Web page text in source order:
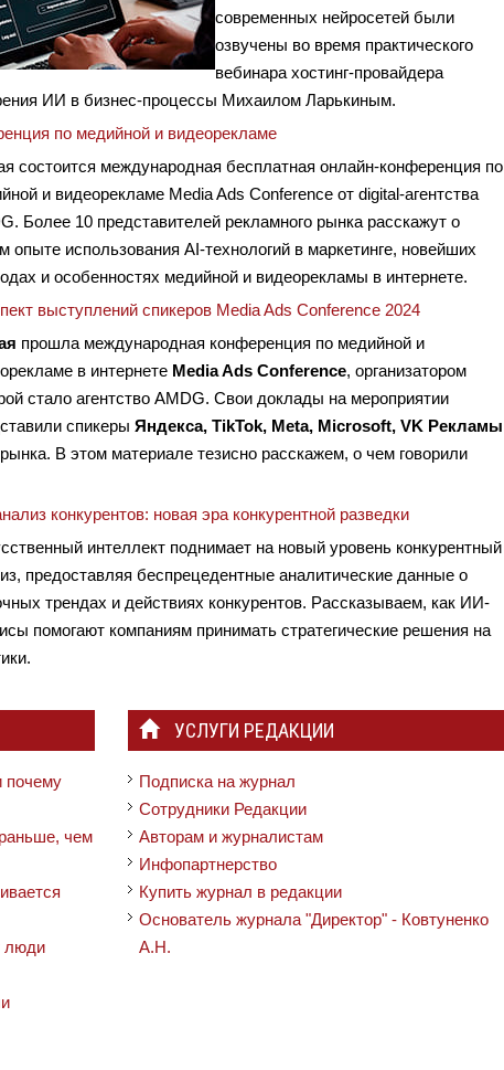
современных нейросетей были
озвучены во время практического
вебинара хостинг-провайдера
ИИ в бизнес-процессы Михаилом Ларькиным.
по медийной и видеорекламе
состоится международная бесплатная онлайн-конференция по
и видеорекламе Media Ads Conference от digital-агентства
Более 10 представителей рекламного рынка расскажут о
опыте использования AI-технологий в маркетинге, новейших
и особенностях медийной и видеорекламы в интернете.
выступлений спикеров Media Ads Conference 2024
прошла международная конференция по медийной и
в интернете Media Ads Conference, организатором
стало агентство AMDG. Свои доклады на мероприятии
спикеры Яндекса, TikTok, Meta, Microsoft, VK Рекламы
В этом материале тезисно расскажем, о чем говорили
конкурентов: новая эра конкурентной разведки
интеллект поднимает на новый уровень конкурентный
предоставляя беспрецедентные аналитические данные о
трендах и действиях конкурентов. Рассказываем, как ИИ-
помогают компаниям принимать стратегические решения на
почему
чем
люди
УСЛУГИ РЕДАКЦИИ
Подписка на журнал
Сотрудники Редакции
Авторам и журналистам
Инфопартнерство
Купить журнал в редакции
Основатель журнала "Директор" - Ковтуненко
А.Н.